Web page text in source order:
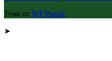
Тема от WP Puzzle
➤